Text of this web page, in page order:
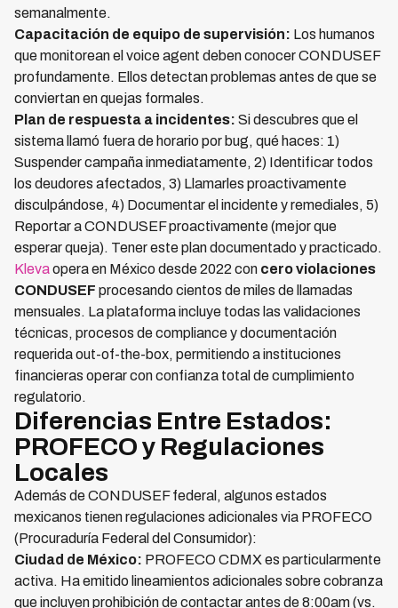
semanalmente.
Capacitación de equipo de supervisión: Los humanos
que monitorean el voice agent deben conocer CONDUSEF
profundamente. Ellos detectan problemas antes de que se
conviertan en quejas formales.
Plan de respuesta a incidentes: Si descubres que el
sistema llamó fuera de horario por bug, qué haces: 1)
Suspender campaña inmediatamente, 2) Identificar todos
los deudores afectados, 3) Llamarles proactivamente
disculpándose, 4) Documentar el incidente y remediales, 5)
Reportar a CONDUSEF proactivamente (mejor que
esperar queja). Tener este plan documentado y practicado.
Klevaopera en México desde 2022 con cero violaciones
CONDUSEF procesando cientos de miles de llamadas
mensuales. La plataforma incluye todas las validaciones
técnicas, procesos de compliance y documentación
requerida out-of-the-box, permitiendo a instituciones
financieras operar con confianza total de cumplimiento
regulatorio.
Diferencias Entre Estados:
PROFECO y Regulaciones
Locales
Además de CONDUSEF federal, algunos estados
mexicanos tienen regulaciones adicionales via PROFECO
(Procuraduría Federal del Consumidor):
Ciudad de México: PROFECO CDMX es particularmente
activa. Ha emitido lineamientos adicionales sobre cobranza
que incluyen prohibición de contactar antes de 8:00am (vs.